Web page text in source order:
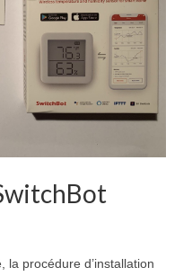
la procédure d’installation